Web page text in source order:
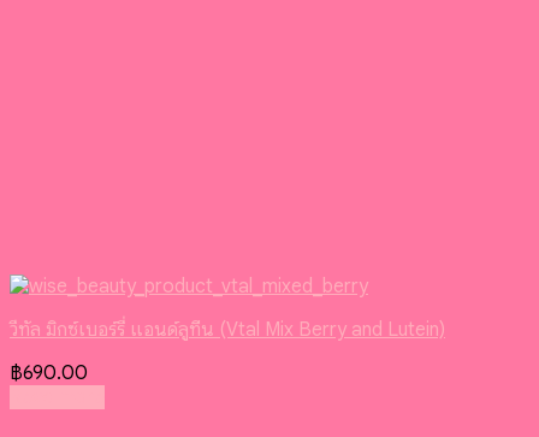
วีทัล มิกซ์เบอร์รี่ แอนด์ลูทีน (Vtal Mix Berry and Lutein)
฿690.00